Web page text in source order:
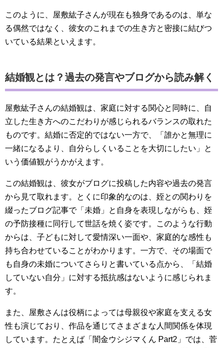
このように、屋敷紘子さんが現在も独身であるのは、単な
る偶然ではなく、彼女のこれまでの生き方と密接に結びつ
いている結果といえます。
結婚観とは？過去の発言やブログから読み解く
屋敷紘子さんの結婚観は、家庭に対する関心と同時に、自
立した生き方へのこだわりが感じられるバランスの取れた
ものです。結婚に否定的ではない一方で、「誰かと無理に
一緒になるより、自分らしくいることを大切にしたい」と
いう価値観がうかがえます。
この結婚観は、彼女がブログに投稿した内容や過去の発言
から見て取れます。とくに印象的なのは、姪との関わりを
綴ったブログ記事で「未婚」と自身を表現しながらも、姪
の予防接種に同行して世話を焼く姿です。このような行動
からは、子どもに対して愛情深い一面や、家庭的な感性も
持ち合わせていることがわかります。一方で、その場面で
も自身の未婚についてさらりと書いている点から、「結婚
していない自分」に対する抵抗感はないように感じられま
す。
また、屋敷さんは役柄によっては母親役や家庭を支える女
性も演じており、作品を通じてさまざまな人間関係を体現
しています。たとえば「闇金ウシジマくん Part2」では、菅